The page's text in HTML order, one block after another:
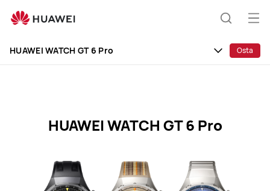
WATCH
Ava
HUAWEI WATCH GT 6 Pro Osta
HUAWEI WATCH GT 6 Pro